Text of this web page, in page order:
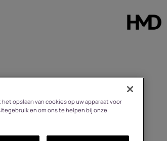
opslaan van cookies op uw apparaat voor
en om ons te helpen bij onze